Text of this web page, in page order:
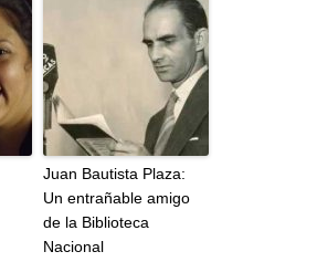
Juan Bautista Plaza:
Un entrañable amigo
de la Biblioteca
Nacional